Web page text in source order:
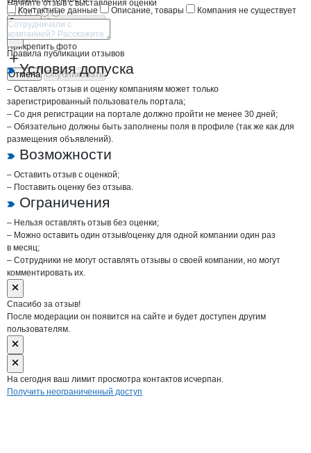
Начните отзыв с выставления оценки
Прикрепить фото
Отмена Опубликовать
Контактные данные
Описание, товары Компания не существует
Отмена Опубликовать
Правила публикации отзывов
Условия допуска
– Оставлять отзыв и оценку компаниям может только
зарегистрированный пользователь портала;
– Со дня регистрации на портале должно пройти не менее 30 дней;
– Обязательно должны быть заполнены поля в профиле (так же как для
размещения объявлений).
Возможности
– Оставить отзыв с оценкой;
– Поставить оценку без отзыва.
Ограничения
– Нельзя оставлять отзыв без оценки;
– Можно оставить один отзыв/оценку для одной компании один раз
в месяц;
– Сотрудники не могут оставлять отзывы о своей компании, но могут
комментировать их.
Спасибо за отзыв!
После модерации он появится на сайте и будет доступен другим
пользователям.
На сегодня ваш лимит просмотра контактов исчерпан.
Получить неограниченный доступ